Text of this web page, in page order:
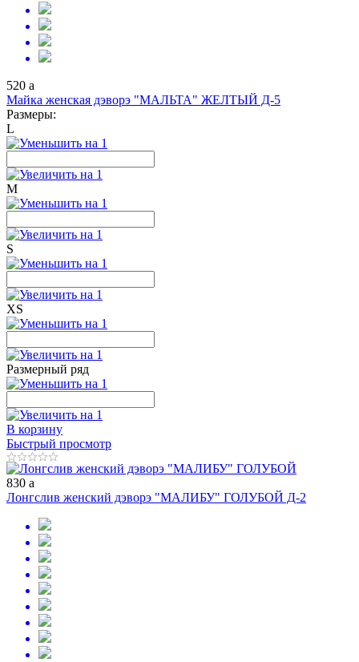
520 a
Майка женская дэворэ "МАЛЬТА" ЖЕЛТЫЙ Д-5
Размеры:
L
M
S
XS
Размерный ряд
В корзину
Быстрый просмотр
830 a
Лонгслив женский дэворэ "МАЛИБУ" ГОЛУБОЙ Д-2